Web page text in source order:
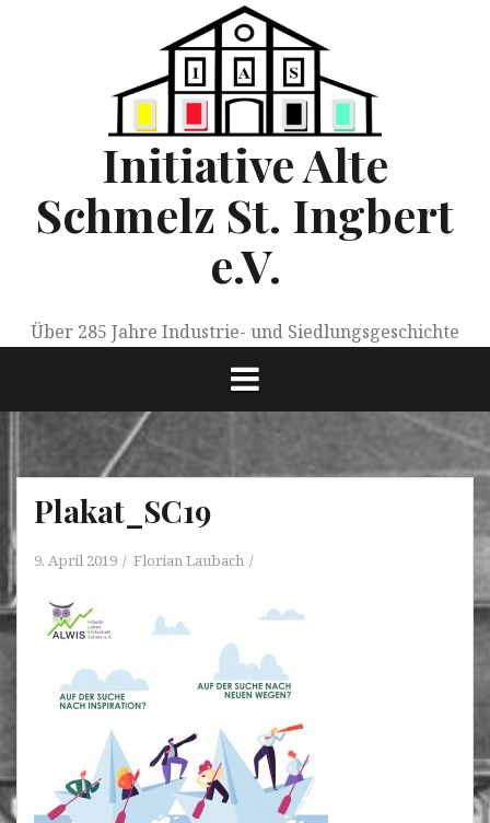
Initiative Alte
Schmelz St. Ingbert
e.V.
Über 285 Jahre Industrie- und Siedlungsgeschichte
Plakat_SC19
9. April 2019 Florian Laubach